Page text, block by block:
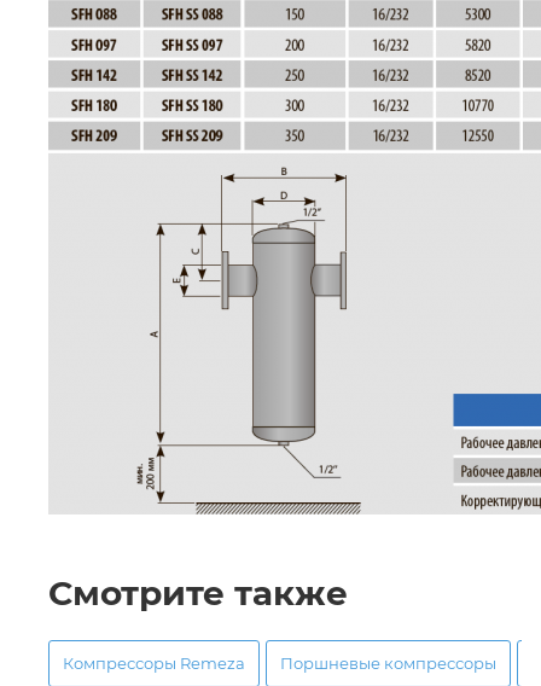
Смотрите также
Компрессоры Remeza Поршневые компрессоры